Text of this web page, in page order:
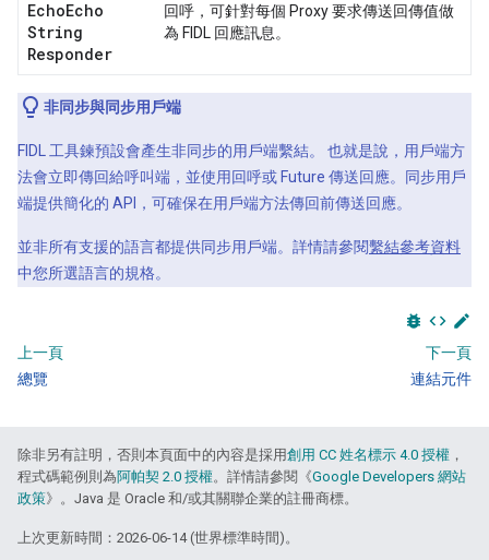
EchoEcho
String
Responder
回呼，可針對每個 Proxy 要求傳送回傳值做
為 FIDL 回應訊息。
非同步與同步用戶端
FIDL 工具鍊預設會產生非同步的用戶端繫結。 也就是說，用戶端方
法會立即傳回給呼叫端，並使用回呼或 Future 傳送回應。同步用戶
端提供簡化的 API，可確保在用戶端方法傳回前傳送回應。
並非所有支援的語言都提供同步用戶端。詳情請參閱繫結參考資料
中您所選語言的規格。
bug_report code edit
上一頁
總覽
下一頁
連結元件
除非另有註明，否則本頁面中的內容是採用創用 CC 姓名標示 4.0 授權 ，
程式碼範例則為阿帕契 2.0 授權。詳情請參閱《Google Developers 網站
政策》。Java 是 Oracle 和/或其關聯企業的註冊商標。
上次更新時間：2026-06-14 (世界標準時間)。